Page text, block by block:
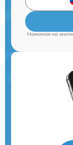
Нажимая на